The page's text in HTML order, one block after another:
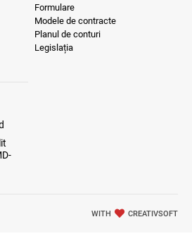
Formulare
Modele de contracte
Planul de conturi
Legislația
WITH CREATIVSOFT